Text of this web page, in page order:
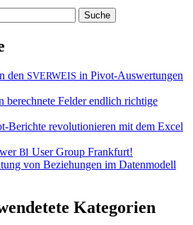
den SVERWEIS in Pivot-Auswertungen
berechnete Felder endlich richtige
Berichte revolutionieren mit dem Excel
BI User Group Frankfurt!
von Beziehungen im Datenmodell
Kategorien